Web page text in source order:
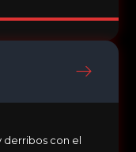
derribos con el